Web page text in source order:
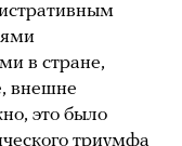
в стране,
внешне
это было
триумфа